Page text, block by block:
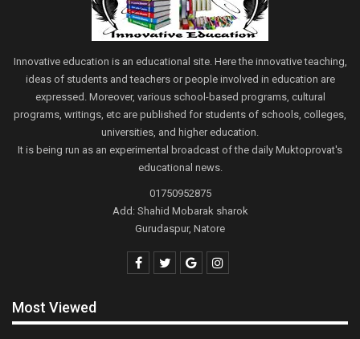
Innovative education is an educational site. Here the innovative teaching,
ideas of students and teachers or people involved in education are
expressed. Moreover, various school-based programs, cultural
programs, writings, etc are published for students of schools, colleges,
universities, and higher education.
It is being run as an experimental broadcast of the daily Muktoprovat's
educational news.
01750952875
Add: Shahid Mobarak sharok
Gurudaspur, Natore
Most Viewed